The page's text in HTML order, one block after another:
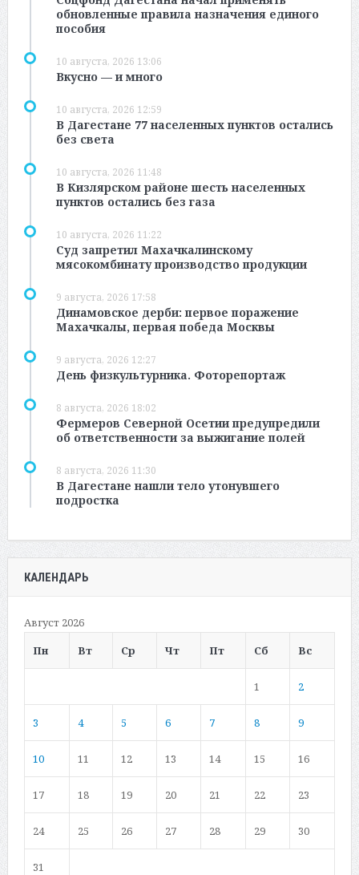
обновленные правила назначения единого
пособия
10 августа, 2026 13:06
Вкусно — и много
10 августа, 2026 12:59
В Дагестане 77 населенных пунктов остались
без света
10 августа, 2026 11:48
В Кизлярском районе шесть населенных
пунктов остались без газа
10 августа, 2026 11:22
Суд запретил Махачкалинскому
мясокомбинату производство продукции
9 августа, 2026 17:58
Динамовское дерби: первое поражение
Махачкалы, первая победа Москвы
9 августа, 2026 12:27
День физкультурника. Фоторепортаж
8 августа, 2026 18:02
Фермеров Северной Осетии предупредили
об ответственности за выжигание полей
8 августа, 2026 11:30
В Дагестане нашли тело утонувшего
подростка
КАЛЕНДАРЬ
Август 2026
Пн
Вт Ср Чт Пт Сб Вс
1 2
3 4 5 6 7 8 9
10 11 12 13 14 15 16
17 18 19 20 21 22 23
24 25 26 27 28 29 30
31